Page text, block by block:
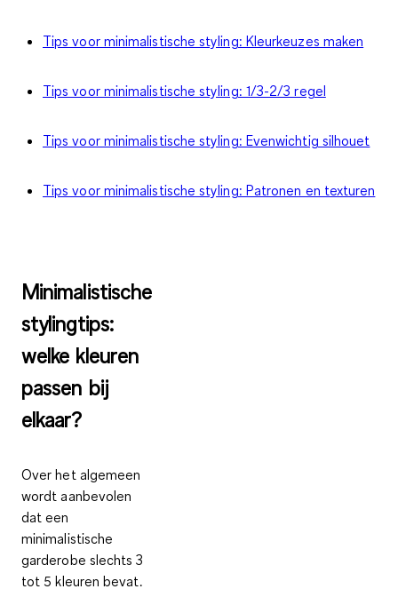
Tips voor minimalistische styling: Kleurkeuzes maken
Tips voor minimalistische styling: 1/3-2/3 regel
Tips voor minimalistische styling: Evenwichtig silhouet
Tips voor minimalistische styling: Patronen en texturen
Minimalistische
stylingtips:
welke kleuren
passen bij
elkaar?
Over het algemeen
wordt aanbevolen
dat een
minimalistische
garderobe slechts 3
tot 5 kleuren bevat.